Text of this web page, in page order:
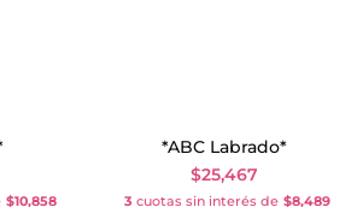
$10,858
*ABC Labrado*
$25,467
3 cuotas sin interés de $8,489